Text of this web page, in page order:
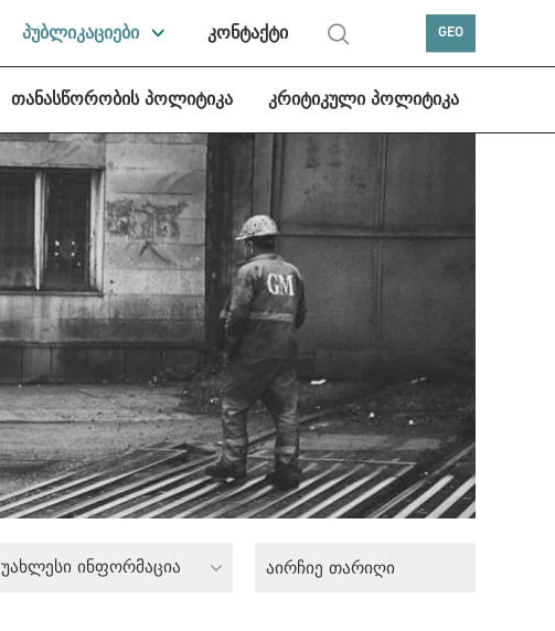
პუბლიკაციები კონტაქტი GEO
თანასწორობის პოლიტიკა კრიტიკული პოლიტიკა
უახლესი ინფორმაცია